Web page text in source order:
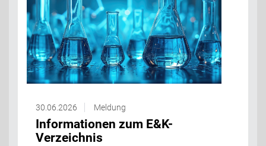
30.06.2026 Meldung
Informationen zum E&K-
Verzeichnis